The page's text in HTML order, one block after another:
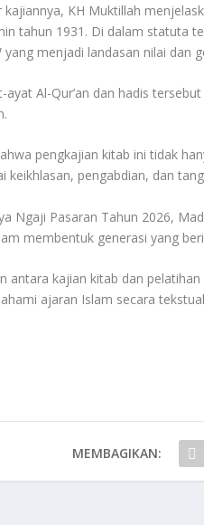
kajiannya, KH Muktillah
tahun 1931. Di dalam statuta
yang menjadi landasan nilai dan
ayat Al-Qur’an dan hadis
pengkajian kitab ini tidak
keikhlasan, pengabdian, dan
Ngaji Pasaran Tahun 2026,
membentuk generasi yang
antara kajian kitab dan
ajaran Islam secara
MEMBAGIKAN: